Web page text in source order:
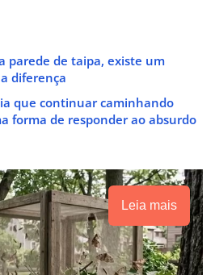
parede de taipa, existe um
diferença
que continuar caminhando
forma de responder ao absurdo
Leia mais